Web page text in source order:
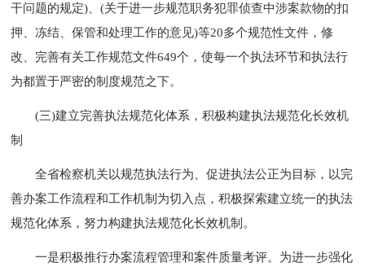
干问题的规定)、(关于进一步规范职务犯罪侦查中涉案款物的扣
押、冻结、保管和处理工作的意见)等20多个规范性文件，修
改、完善有关工作规范文件649个，使每一个执法环节和执法行
为都置于严密的制度规范之下。
(三)建立完善执法规范化体系，积极构建执法规范化长效机
制
全省检察机关以规范执法行为、促进执法公正为目标，以完
善办案工作流程和工作机制为切入点，积极探索建立统一的执法
规范化体系，努力构建执法规范化长效机制。
一是积极推行办案流程管理和案件质量考评。为进一步强化